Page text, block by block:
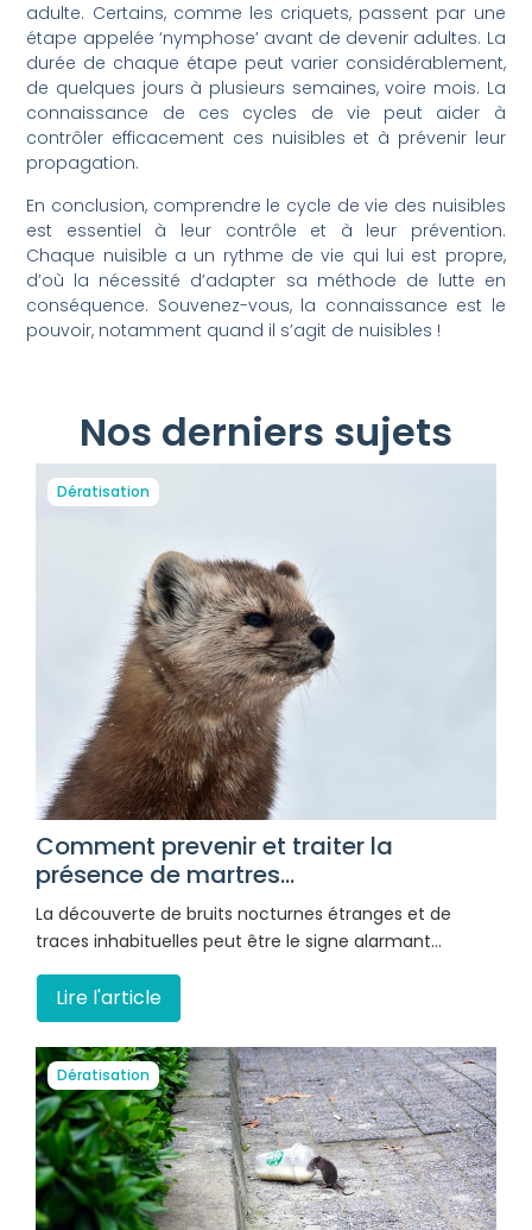
adulte. Certains, comme les criquets, passent par une
étape appelée ‘nymphose’ avant de devenir adultes. La
durée de chaque étape peut varier considérablement,
de quelques jours à plusieurs semaines, voire mois. La
connaissance de ces cycles de vie peut aider à
contrôler efficacement ces nuisibles et à prévenir leur
propagation.
En conclusion, comprendre le cycle de vie des nuisibles
est essentiel à leur contrôle et à leur prévention.
Chaque nuisible a un rythme de vie qui lui est propre,
d’où la nécessité d’adapter sa méthode de lutte en
conséquence. Souvenez-vous, la connaissance est le
pouvoir, notamment quand il s’agit de nuisibles !
Nos derniers sujets
Dératisation
Comment prevenir et traiter la
présence de martres...
La découverte de bruits nocturnes étranges et de
traces inhabituelles peut être le signe alarmant…
Lire l'article
Dératisation